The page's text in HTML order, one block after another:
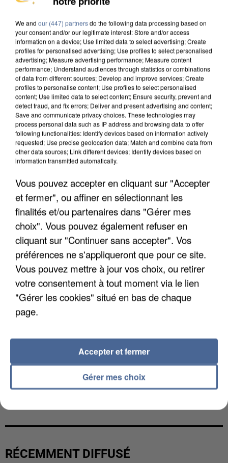
MAFIA INTERPELLÉ EN ALGÉRIE
UN SECOND CADRE DE LA DZ MAFIA
INTERPELLÉ EN ALGÉRIE
UNE TOURISTE DE L’OISE EMPORTÉE PAR UNE
RÉCEMMENT DIFFUSÉ
We and our (447) partnersdo the following data processing based on
your consent and/or our legitimate interest: Store and/or access
information on a device; Use limited data to select advertising; Create
profiles for personalised advertising; Use profiles to select personalised
advertising; Measure advertising performance; Measure content
performance; Understand audiences through statistics or combinations
of data from different sources; Develop and improve services; Create
profiles to personalise content; Use profiles to select personalised
content; Use limited data to select content; Ensure security, prevent and
detect fraud, and fix errors; Deliver and present advertising and content;
Save and communicate privacy choices. These technologies may
process personal data such as IP address and browsing data to offer
following functionalities: Identify devices based on information actively
requested; Use precise geolocation data; Match and combine data from
other data sources; Link different devices; Identify devices based on
information transmitted automatically.
Vous pouvez accepter en cliquant sur "Accepter
et fermer", ou affiner en sélectionnant les
finalités et/ou partenaires dans "Gérer mes
choix". Vous pouvez également refuser en
cliquant sur "Continuer sans accepter". Vos
préférences ne s'appliqueront que pour ce site.
Vous pouvez mettre à jour vos choix, ou retirer
votre consentement à tout moment via le lien
"Gérer les cookies" situé en bas de chaque
page.
Gérer mes choix
Accepter et fermer